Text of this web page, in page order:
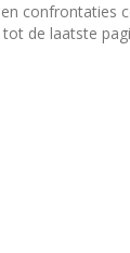
de laatste